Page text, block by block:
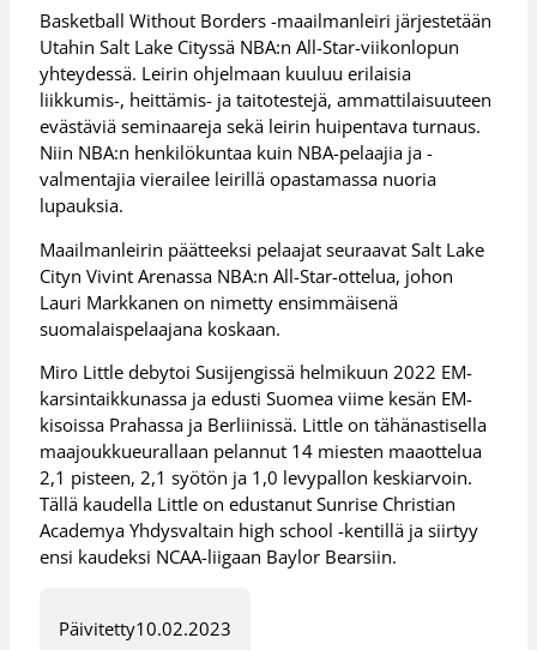
Basketball Without Borders -maailmanleiri järjestetään
Utahin Salt Lake Cityssä NBA:n All-Star-viikonlopun
yhteydessä. Leirin ohjelmaan kuuluu erilaisia
liikkumis-, heittämis- ja taitotestejä, ammattilaisuuteen
evästäviä seminaareja sekä leirin huipentava turnaus.
Niin NBA:n henkilökuntaa kuin NBA-pelaajia ja -
valmentajia vierailee leirillä opastamassa nuoria
lupauksia.
Maailmanleirin päätteeksi pelaajat seuraavat Salt Lake
Cityn Vivint Arenassa NBA:n All-Star-ottelua, johon
Lauri Markkanen on nimetty ensimmäisenä
suomalaispelaajana koskaan.
Miro Little debytoi Susijengissä helmikuun 2022 EM-
karsintaikkunassa ja edusti Suomea viime kesän EM-
kisoissa Prahassa ja Berliinissä. Little on tähänastisella
maajoukkueurallaan pelannut 14 miesten maaottelua
2,1 pisteen, 2,1 syötön ja 1,0 levypallon keskiarvoin.
Tällä kaudella Little on edustanut Sunrise Christian
Academya Yhdysvaltain high school -kentillä ja siirtyy
ensi kaudeksi NCAA-liigaan Baylor Bearsiin.
Päivitetty10.02.2023